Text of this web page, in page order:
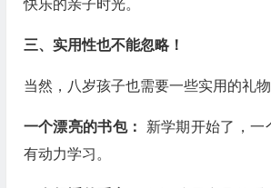
快乐的亲子时光。
三、实用性也不能忽略！
当然，八岁孩子也需要一些实用的礼物
一个漂亮的书包： 新学期开始了，一
有动力学习。